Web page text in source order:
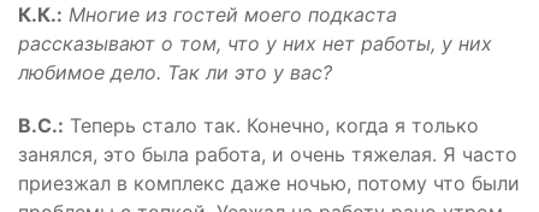
К.К.: Многие из гостей моего подкаста
рассказывают о том, что у них нет работы, у них
любимое дело. Так ли это у вас?
В.С.: Теперь стало так. Конечно, когда я только
занялся, это была работа, и очень тяжелая. Я часто
приезжал в комплекс даже ночью, потому что были